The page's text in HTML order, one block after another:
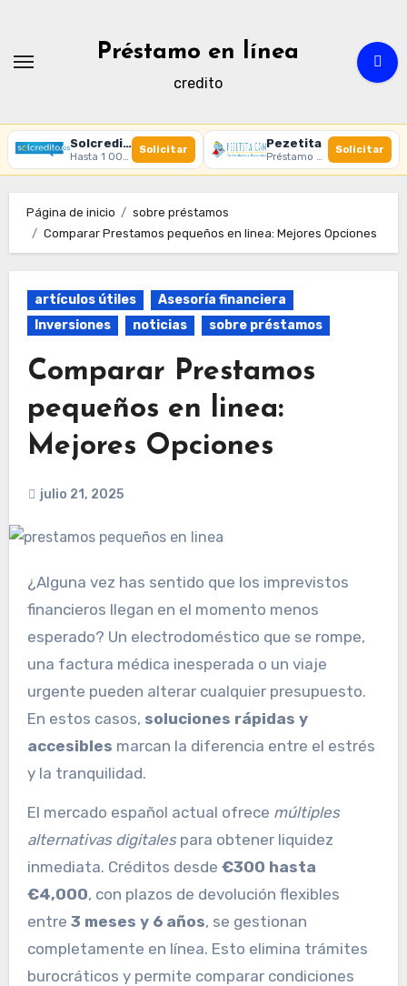
contenido
Préstamo en línea
credito
Solcredito
Hasta 1 000 € · 30 días · 100% online
Solicitar Pezetita
Préstamo online · Aprobación rápida
Solicitar
Página de inicio
sobre préstamos
Comparar Prestamos pequeños en linea: Mejores Opciones
artículos útiles
Asesoría financiera
Inversiones
noticias sobre préstamos
Comparar Prestamos
pequeños en linea:
Mejores Opciones
julio 21, 2025
¿Alguna vez has sentido que los imprevistos
financieros llegan en el momento menos
esperado? Un electrodoméstico que se rompe,
una factura médica inesperada o un viaje
urgente pueden alterar cualquier presupuesto.
En estos casos, soluciones rápidas y
accesibles marcan la diferencia entre el estrés
y la tranquilidad.
El mercado español actual ofrece múltiples
alternativas digitalespara obtener liquidez
inmediata. Créditos desde €300 hasta
€4,000, con plazos de devolución flexibles
entre 3 meses y 6 años, se gestionan
completamente en línea. Esto elimina trámites
burocráticos y permite comparar condiciones